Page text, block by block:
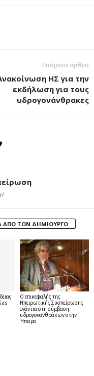
Επόμενο άρθρο
ΗΣ για την
εκδήλωση για τους
υδρογονάνθρακες
ΑΠΟ ΤΟΝ ΔΗΜΙΟΥΡΓΟ
O επικεφαλής της
Ηπειρωτικής Συσπείρωσης
ενάντια στη σύμβαση
υδρογονανθράκων στην
Ήπειρο